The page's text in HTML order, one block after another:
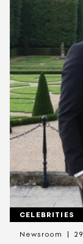
CELEBRITIES
Newsroom